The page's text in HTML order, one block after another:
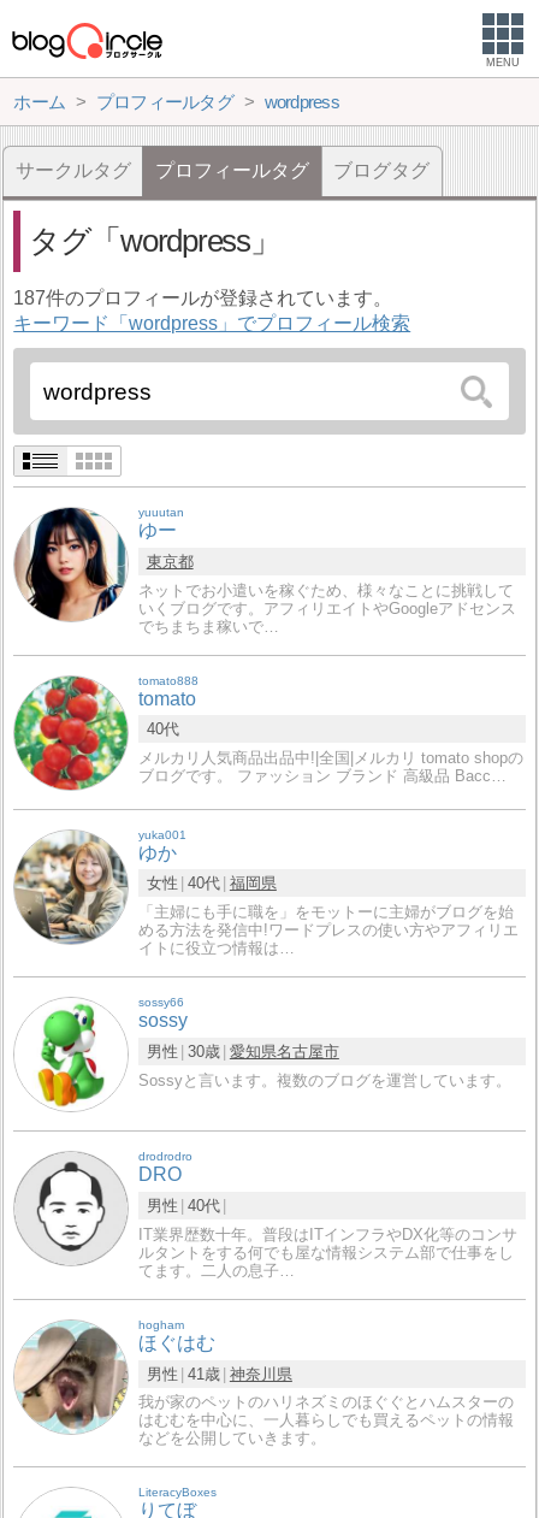
MENU
ホーム プロフィールタグ wordpress
サークルタグ プロフィールタグ ブログタグ
タグ wordpress
187件のプロフィールが登録されています。
キーワード「wordpress」でプロフィール検索
yuuutan
ゆー
東京都
ネットでお小遣いを稼ぐため、様々なことに挑戦して
いくブログです。アフィリエイトやGoogleアドセンス
でちまちま稼いで…
tomato888
tomato
40代
メルカリ人気商品出品中!|全国|メルカリ tomato shopの
ブログです。 ファッション ブランド 高級品 Bacc…
yuka001
ゆか
女性 40代 福岡県
「主婦にも手に職を」をモットーに主婦がブログを始
める方法を発信中!ワードプレスの使い方やアフィリエ
イトに役立つ情報は…
sossy66
sossy
男性 30歳 愛知県名古屋市
Sossyと言います。複数のブログを運営しています。
drodrodro
DRO
男性 40代
IT業界歴数十年。普段はITインフラやDX化等のコンサ
ルタントをする何でも屋な情報システム部で仕事をし
てます。二人の息子…
hogham
ほぐはむ
男性 41歳 神奈川県
我が家のペットのハリネズミのほぐぐとハムスターの
はむむを中心に、一人暮らしでも買えるペットの情報
などを公開していきます。
LiteracyBoxes
りてぼ